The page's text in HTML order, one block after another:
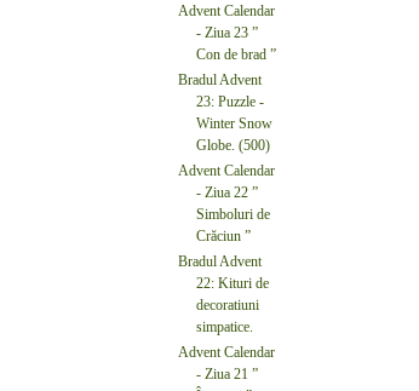
Advent Calendar
- Ziua 23 ”
Con de brad ”
Bradul Advent
23: Puzzle -
Winter Snow
Globe. (500)
Advent Calendar
- Ziua 22 ”
Simboluri de
Crăciun ”
Bradul Advent
22: Kituri de
decoratiuni
simpatice.
Advent Calendar
- Ziua 21 ”